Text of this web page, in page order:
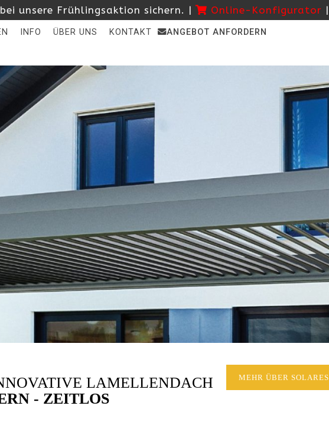
unsere Frühlingsaktion sichern. | Online-Konfigurator |
INFO ÜBER UNS KONTAKT ANGEBOT ANFORDERN
LAMELLENDACH
- ZEITLOS
MEHR ÜBER SOLARES